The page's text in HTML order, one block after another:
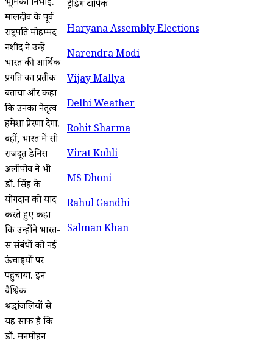
भूमिका निभाई.
मालदीव के पूर्व
राष्ट्रपति मोहम्मद
नशीद ने उन्हें
भारत की आर्थिक
प्रगति का प्रतीक
बताया और कहा
कि उनका नेतृत्व
हमेशा प्रेरणा देगा.
वहीं, भारत में रूसी
राजदूत डेनिस
अलीपोव ने भी
डॉ. सिंह के
योगदान को याद
करते हुए कहा
कि उन्होंने भारत-
रूस संबंधों को नई
ऊंचाइयों पर
पहुंचाया. इन
वैश्विक
श्रद्धांजलियों से
यह साफ है कि
ट्रेंडिंग टॉपिक
Haryana Assembly Elections
Narendra Modi
Vijay Mallya
Delhi Weather
Rohit Sharma
Virat Kohli
MS Dhoni
Rahul Gandhi
Salman Khan